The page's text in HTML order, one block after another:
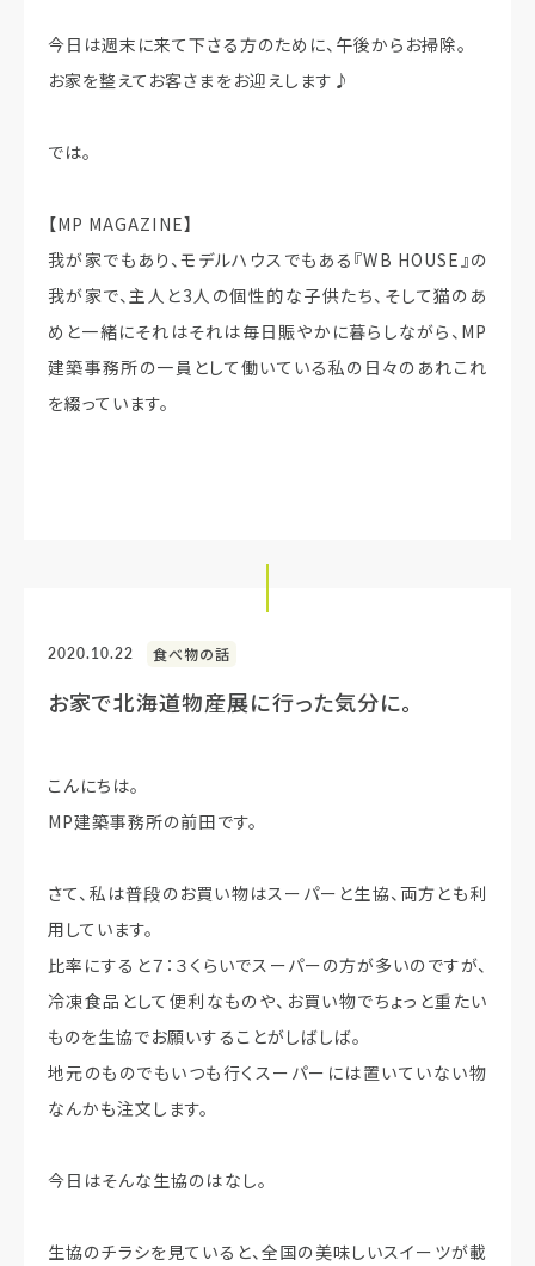
今日は週末に来て下さる方のために、午後からお掃除。
お家を整えてお客さまをお迎えします♪
では。
【MP MAGAZINE】
我が家でもあり、モデルハウスでもある『WB HOUSE』の
我が家で、主人と3人の個性的な子供たち、そして猫のあ
めと一緒にそれはそれは毎日賑やかに暮らしながら、MP
建築事務所の一員として働いている私の日々のあれこれ
を綴っています。
2020.10.22 食べ物の話
お家で北海道物産展に行った気分に。
こんにちは。
MP建築事務所の前田です。
さて、私は普段のお買い物はスーパーと生協、両方とも利
用しています。
比率にすると７：３くらいでスーパーの方が多いのですが、
冷凍食品として便利なものや、お買い物でちょっと重たい
ものを生協でお願いすることがしばしば。
地元のものでもいつも行くスーパーには置いていない物
なんかも注文します。
今日はそんな生協のはなし。
生協のチラシを見ていると、全国の美味しいスイーツが載